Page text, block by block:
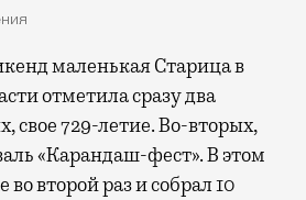
отметила сразу два
свое 729-летие. Во-вторых,
«Карандаш-фест». В этом
второй раз и собрал 10